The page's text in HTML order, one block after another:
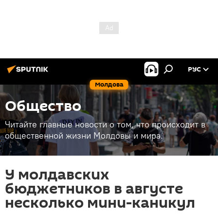
Молдова
РУС
Общество
Читайте главные новости о том, что происходит в
общественной жизни Молдовы и мира.
У молдавских
бюджетников в августе
несколько мини-каникул